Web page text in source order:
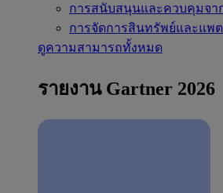
การสนับสนุนและควบคุมจา
การจัดการสินทรัพย์และแพ
ดูความสามารถทั้งหมด
รายงาน Gartner 2026